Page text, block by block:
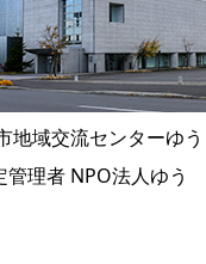
地域交流センターゆう
管理者 NPO法人ゆう